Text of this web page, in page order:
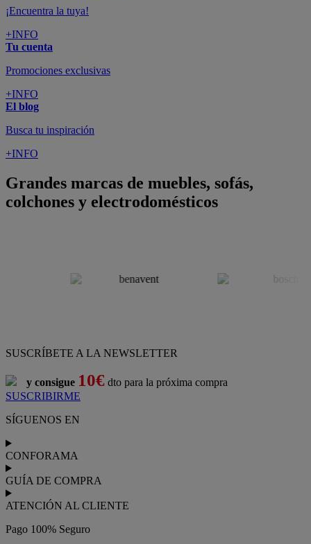
¡Encuentra la tuya!
+INFO
Tu cuenta
Promociones exclusivas
+INFO
El blog
Busca tu inspiración
+INFO
Grandes marcas de muebles, sofás,
colchones y electrodomésticos
SUSCRÍBETE A LA NEWSLETTER
y consigue 10€ dto para la próxima compra
SUSCRIBIRME
SÍGUENOS EN
CONFORAMA
GUÍA DE COMPRA
ATENCIÓN AL CLIENTE
Pago 100% Seguro